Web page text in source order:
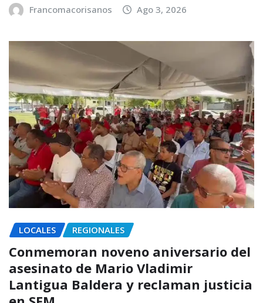
Francomacorisanos Ago 3, 2026
LOCALES REGIONALES
Conmemoran noveno aniversario del
asesinato de Mario Vladimir
Lantigua Baldera y reclaman justicia